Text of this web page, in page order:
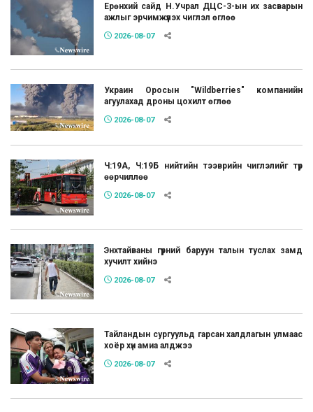
Ерөнхий сайд Н.Учрал ДЦС-3-ын их засварын
ажлыг эрчимжүүлэх чиглэл өглөө
2026-08-07
Украин Оросын "Wildberries" компанийн
агуулахад дроны цохилт өглөө
2026-08-07
Ч:19А, Ч:19Б нийтийн тээврийн чиглэлийг түр
өөрчиллөө
2026-08-07
Энхтайваны гүүрний баруун талын туслах замд
хучилт хийнэ
2026-08-07
Тайландын сургуульд гарсан халдлагын улмаас
хоёр хүн амиа алджээ
2026-08-07